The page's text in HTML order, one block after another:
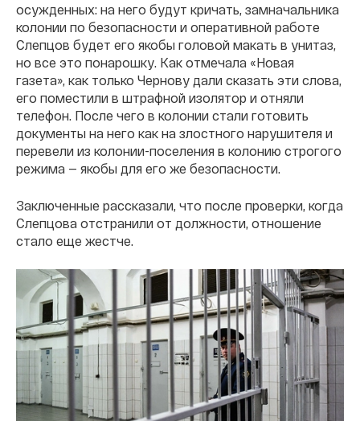
осужденных: на него будут кричать, замначальника
колонии по безопасности и оперативной работе
Слепцов будет его якобы головой макать в унитаз,
но все это понарошку. Как отмечала «Новая
газета», как только Чернову дали сказать эти слова,
его поместили в штрафной изолятор и отняли
телефон. После чего в колонии стали готовить
документы на него как на злостного нарушителя и
перевели из колонии-поселения в колонию строгого
режима — якобы для его же безопасности.
Заключенные рассказали, что после проверки, когда
Слепцова отстранили от должности, отношение
стало еще жестче.